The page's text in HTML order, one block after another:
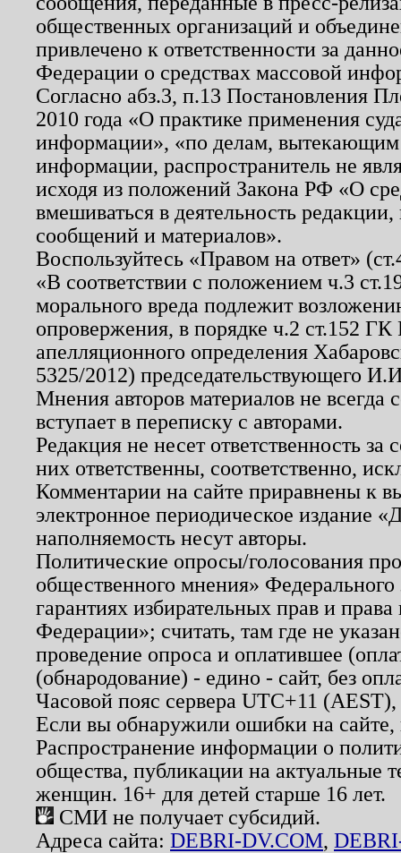
общественных организаций и
привлечено к ответственности за
Федерации о средствах массовой
Согласно абз.3, п.13 Постановления
2010 года «О практике применения
информации», «по делам, вытекающим
информации, распространитель не
исходя из положений Закона РФ «О
вмешиваться в деятельность
сообщений и материалов».
Воспользуйтесь «Правом на ответ»
«В соответствии с положением ч.3
морального вреда подлежит
опровержения, в порядке ч.2 ст.152
апелляционного определения
5325/2012) председательствующего
Мнения авторов материалов не
вступает в переписку с авторами.
Редакция не несет ответственность
них ответственны, соответственно,
Комментарии на сайте приравнены к
электронное периодическое издание
наполняемость несут авторы.
Политические опросы/голосования
общественного мнения»
гарантиях избирательных прав и
Федерации»; считать, там где не
проведение опроса и оплатившее
(обнародование) - едино - сайт, без
Часовой пояс сервера UTC+11
Если вы обнаружили ошибки на
Распространение информации о
общества, публикации на актуальные
женщин. 16+ для детей старше 16 лет.
СМИ не получает субсидий.
Адреса сайта: DEBRI-DV.COM,